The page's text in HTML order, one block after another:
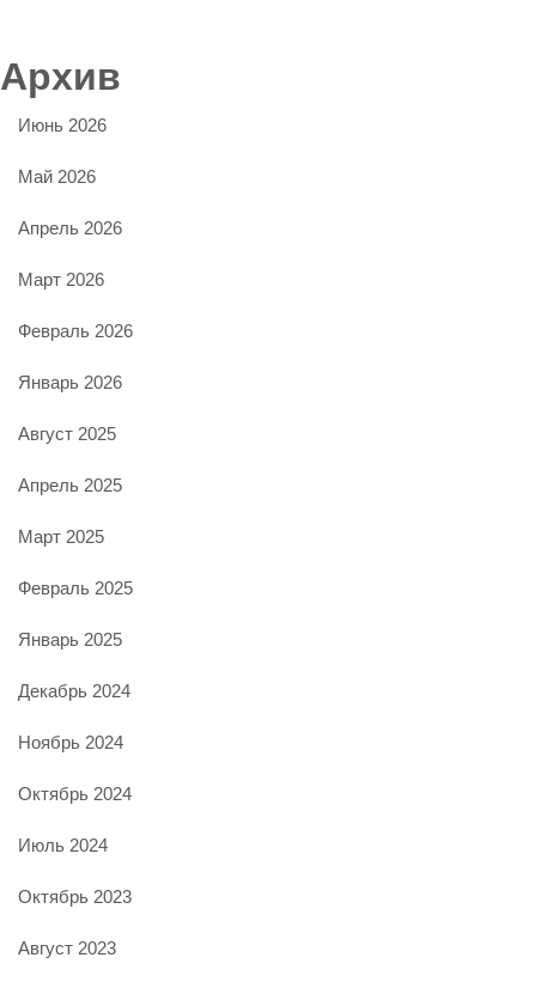
Архив
Июнь 2026
Май 2026
Апрель 2026
Март 2026
Февраль 2026
Январь 2026
Август 2025
Апрель 2025
Март 2025
Февраль 2025
Январь 2025
Декабрь 2024
Ноябрь 2024
Октябрь 2024
Июль 2024
Октябрь 2023
Август 2023